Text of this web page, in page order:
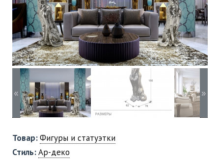
« »
Товар:Фигуры и статуэтки
Стиль:Ар-деко